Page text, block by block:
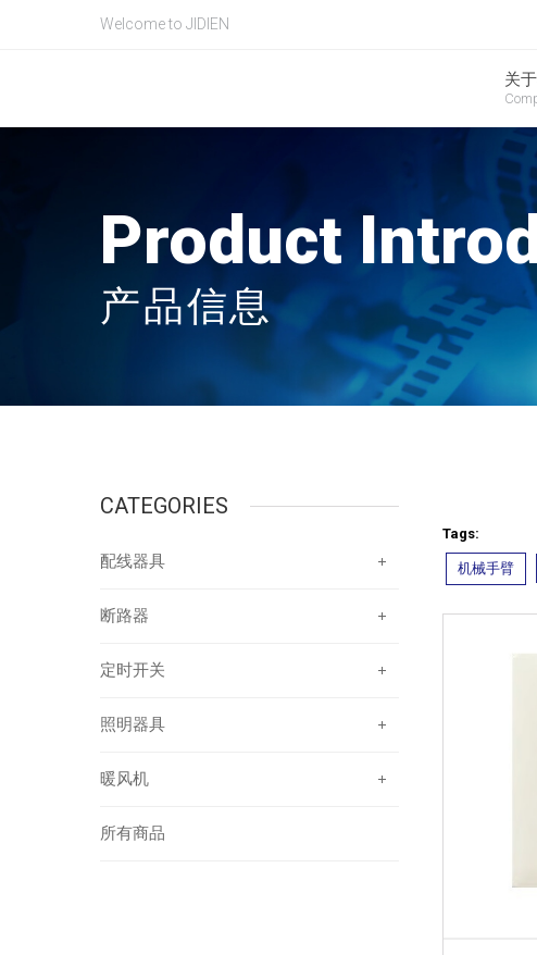
Welcome to JIDIEN
关
Product
产品信息
CATEGORIES
配线器具
断路器
定时开关
照明器具
暖风机
所有商品
Tags:
机械手臂